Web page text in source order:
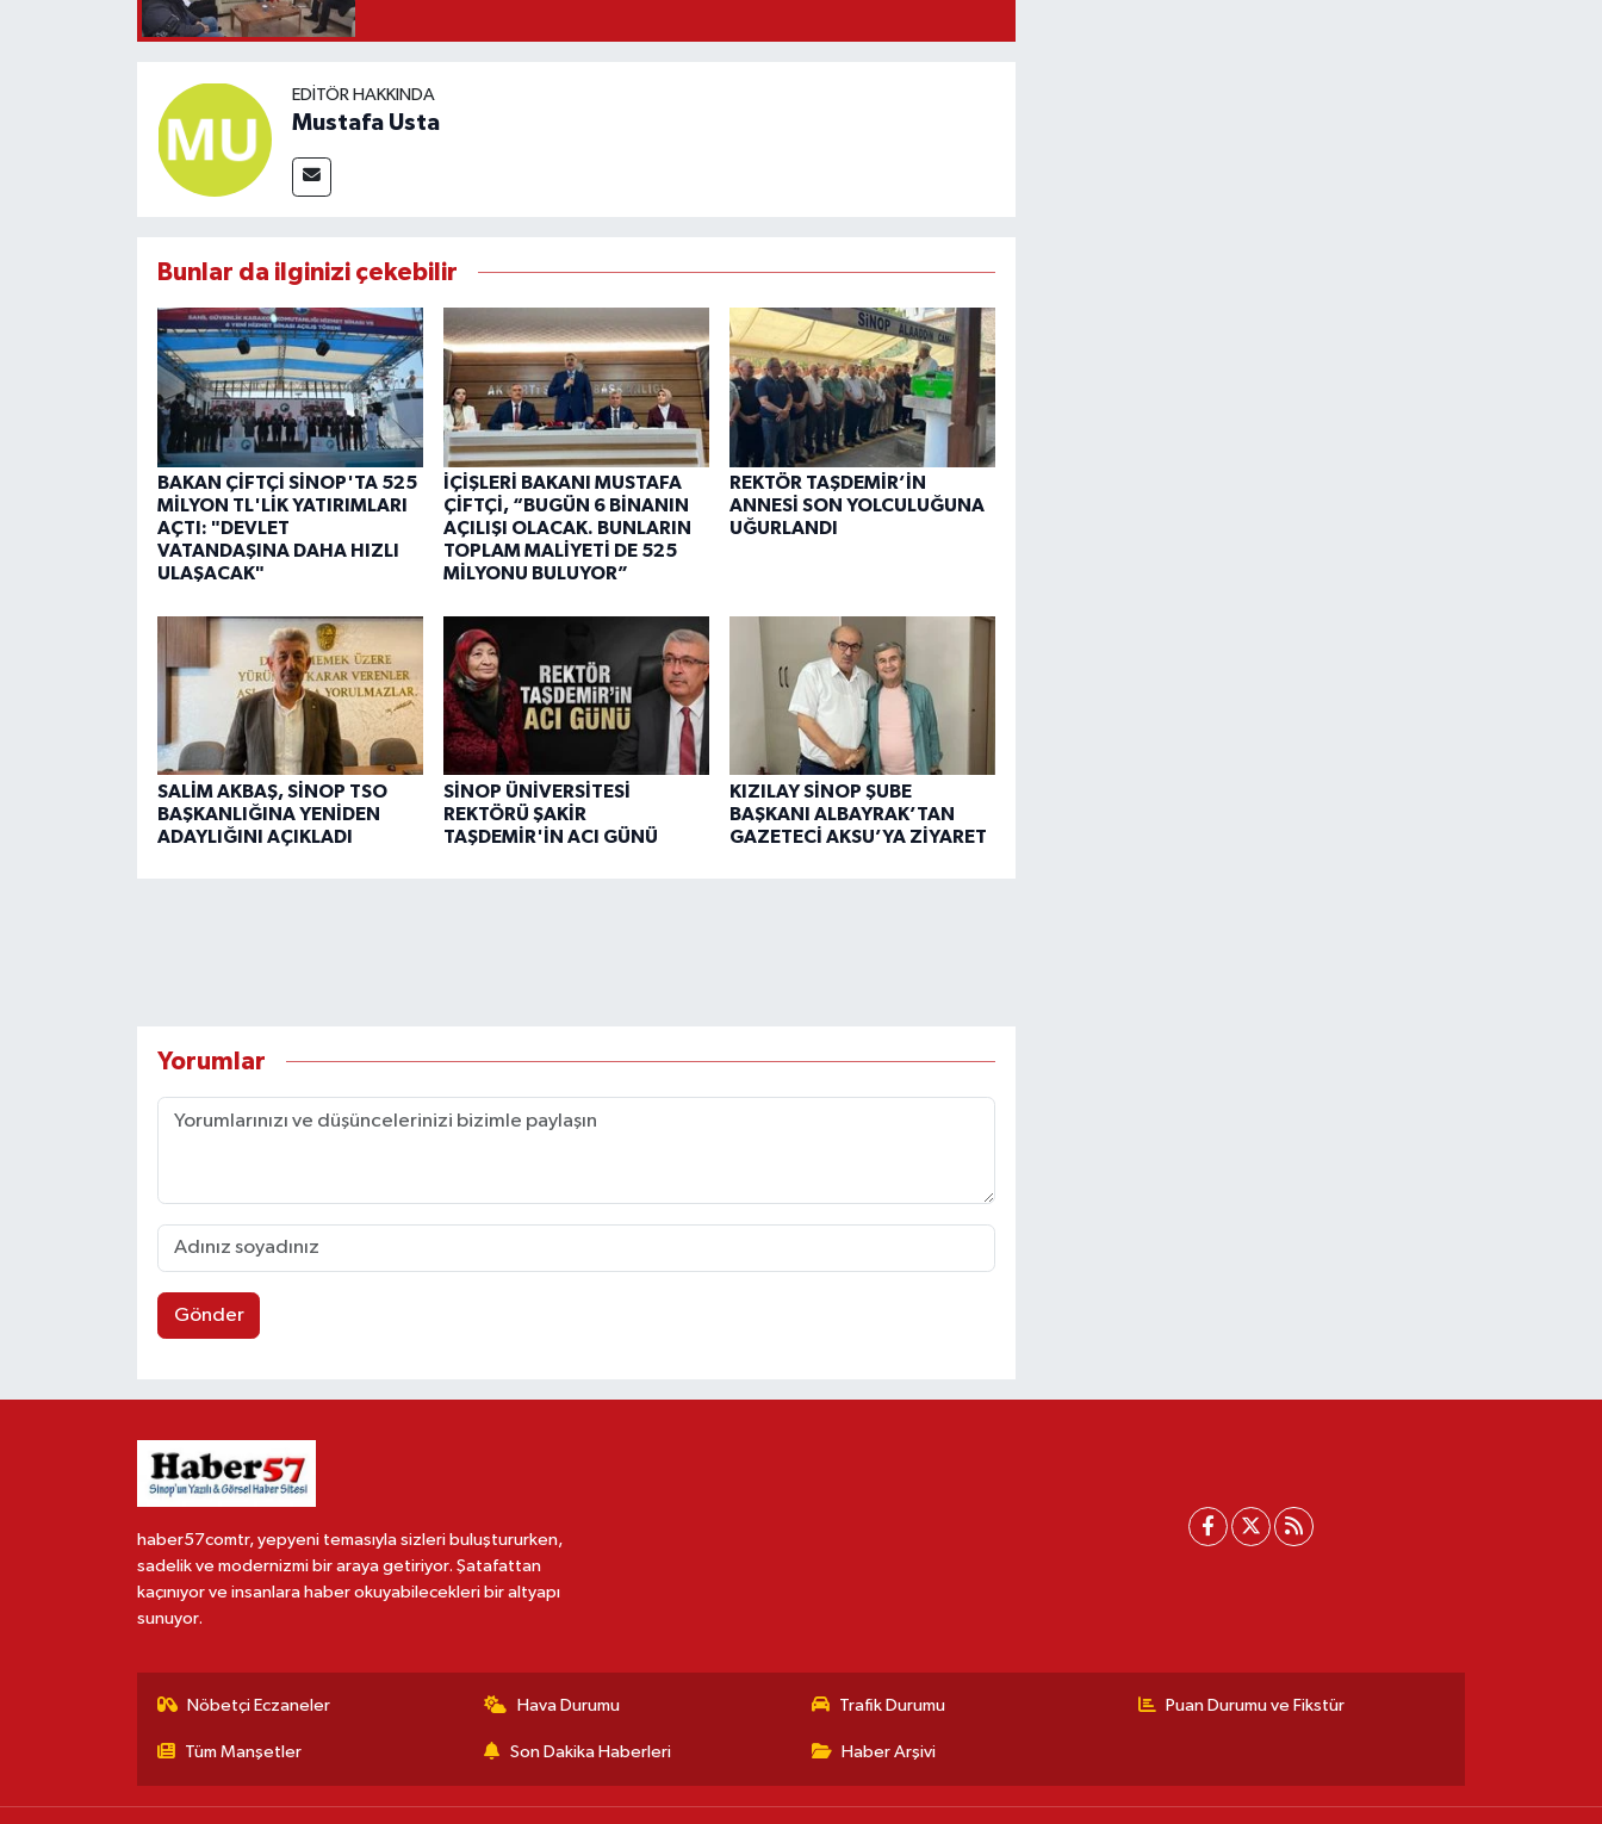
EDITÖR HAKKINDA
Mustafa Usta
Bunlar da ilginizi çekebilir
BAKAN ÇİFTÇİ SİNOP'TA 525
MİLYON TL'LİK YATIRIMLARI
AÇTI: "DEVLET
VATANDAŞINA DAHA HIZLI
ULAŞACAK"
İÇİŞLERİ BAKANI MUSTAFA
ÇİFTÇİ, “BUGÜN 6 BİNANIN
AÇILIŞI OLACAK. BUNLARIN
TOPLAM MALİYETİ DE 525
MİLYONU BULUYOR”
REKTÖR TAŞDEMİR’İN
ANNESİ SON YOLCULUĞUNA
UĞURLANDI
SALİM AKBAŞ, SİNOP TSO
BAŞKANLIĞINA YENİDEN
ADAYLIĞINI AÇIKLADI
SİNOP ÜNİVERSİTESİ
REKTÖRÜ ŞAKİR
TAŞDEMİR'İN ACI GÜNÜ
KIZILAY SİNOP ŞUBE
BAŞKANI ALBAYRAK’TAN
GAZETECİ AKSU’YA ZİYARET
Yorumlar
Gönder
haber57comtr, yepyeni temasıyla sizleri buluştururken,
sadelik ve modernizmi bir araya getiriyor. Şatafattan
kaçınıyor ve insanlara haber okuyabilecekleri bir altyapı
sunuyor.
Nöbetçi Eczaneler Hava Durumu Trafik Durumu Puan Durumu ve Fikstür
Tüm Manşetler Son Dakika Haberleri Haber Arşivi